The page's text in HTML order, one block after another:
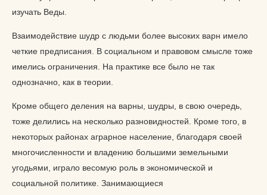
изучать Веды.
Взаимодействие шудр с людьми более высоких варн имело
четкие предписания. В социальном и правовом смысле тоже
имелись ограничения. На практике все было не так
однозначно, как в теории.
Кроме общего деления на варны, шудры, в свою очередь,
тоже делились на несколько разновидностей. Кроме того, в
некоторых районах аграрное население, благодаря своей
многочисленности и владению большими земельными
угодьями, играло весомую роль в экономической и
социальной политике. Занимающиеся